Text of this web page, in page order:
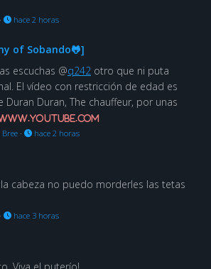
hace 2 horas
of Sobando🐸]
escuchas @q242 otro que ni puta
El vídeo con restricción de edad es
Duran Duran, The chauffeur, por unas
· hace 2 horas
cabeza no puedo morderles las tetas
hace 3 horas
Viva el puterío!